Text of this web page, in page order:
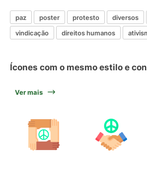
paz poster protesto diversos
vindicação
direitos humanos
Ícones com o mesmo estilo e
Ver mais